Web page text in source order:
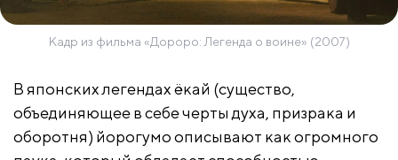
Кадр из фильма «Дороро: Легенда о воине» (2007)
В японских легендах ёкай (существо,
объединяющее в себе черты духа, призрака и
оборотня) йорогумо описывают как огромного